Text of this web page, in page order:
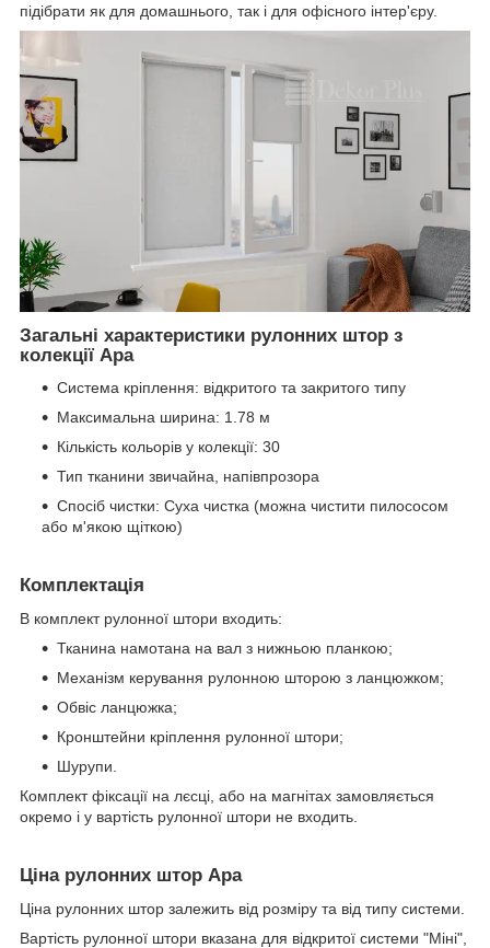
підібрати як для домашнього, так і для офісного інтер'єру.
Загальні характеристики рулонних штор з
колекції Ара
Система кріплення: відкритого та закритого типу
Максимальна ширина: 1.78 м
Кількість кольорів у колекції: 30
Тип тканини звичайна, напівпрозора
Спосіб чистки: Суха чистка (можна чистити пилососом
або м'якою щіткою)
Комплектація
В комплект рулонної штори входить:
Тканина намотана на вал з нижньою планкою;
Механізм керування рулонною шторою з ланцюжком;
Обвіс ланцюжка;
Кронштейни кріплення рулонної штори;
Шурупи.
Комплект фіксації на лєсці, або на магнітах замовляється
окремо і у вартість рулонної штори не входить.
Ціна рулонних штор Ара
Ціна рулонних штор залежить від розміру та від типу системи.
Вартість рулонної штори вказана для відкритої системи "Міні",